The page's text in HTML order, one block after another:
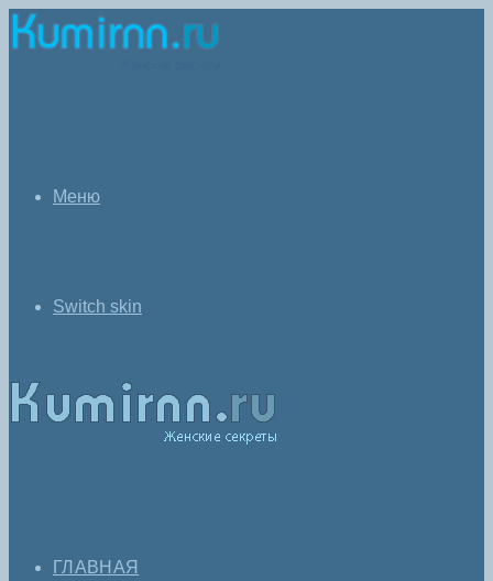
Меню
Switch skin
ГЛАВНАЯ